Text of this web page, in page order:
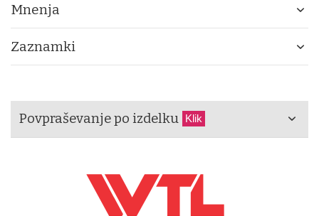
Mnenja
Zaznamki
Povpraševanje po izdelku Klik